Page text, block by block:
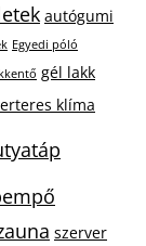
autógumi
Egyedi póló
gél lakk
klíma
szerver